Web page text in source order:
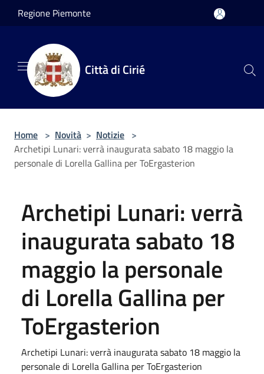
Salta al contenuto principale
Regione Piemonte
Città di Cirié
Home > Novità > Notizie >
Archetipi Lunari: verrà inaugurata sabato 18 maggio la
personale di Lorella Gallina per ToErgasterion
Archetipi Lunari: verrà
inaugurata sabato 18
maggio la personale
di Lorella Gallina per
ToErgasterion
Archetipi Lunari: verrà inaugurata sabato 18 maggio la
personale di Lorella Gallina per ToErgasterion